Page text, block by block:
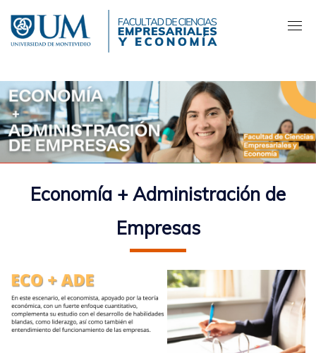
contenido
principal
Economía + Administración de
Empresas